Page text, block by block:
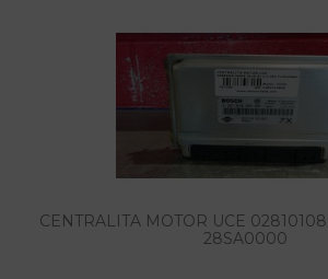
CENTRALITA MOTOR UCE
28SA0000